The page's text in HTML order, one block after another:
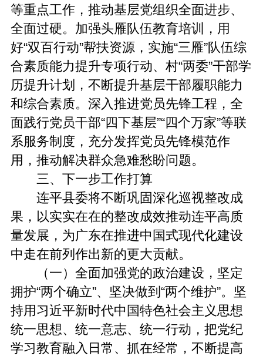
等重点工作，推动基层党组织全面进步、
全面过硬。加强头雁队伍教育培训，用
好“双百行动”帮扶资源，实施“三雁”队伍综
合素质能力提升专项行动、村“两委”干部学
历提升计划，不断提升基层干部履职能力
和综合素质。深入推进党员先锋工程，全
面践行党员干部“四下基层”“四个万家”等联
系服务制度，充分发挥党员先锋模范作
用，推动解决群众急难愁盼问题。
三、下一步工作打算
连平县委将不断巩固深化巡视整改成
果，以实实在在的整改成效推动连平高质
量发展，为广东在推进中国式现代化建设
中走在前列作出新的更大贡献。
（一）全面加强党的政治建设，坚定
拥护“两个确立”、坚决做到“两个维护”。坚
持用习近平新时代中国特色社会主义思想
统一思想、统一意志、统一行动，把党纪
学习教育融入日常、抓在经常，不断提高